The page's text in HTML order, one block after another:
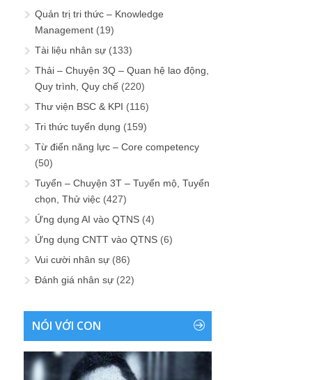
Quản trị tri thức – Knowledge
Management (19)
Tài liệu nhân sự (133)
Thải – Chuyện 3Q – Quan hệ lao động,
Quy trình, Quy chế (220)
Thư viện BSC & KPI (116)
Tri thức tuyển dụng (159)
Từ điển năng lực – Core competency
(50)
Tuyển – Chuyện 3T – Tuyển mộ, Tuyển
chọn, Thử việc (427)
Ứng dụng AI vào QTNS (4)
Ứng dụng CNTT vào QTNS (6)
Vui cười nhân sự (86)
Đánh giá nhân sự (22)
NÓI VỚI CON